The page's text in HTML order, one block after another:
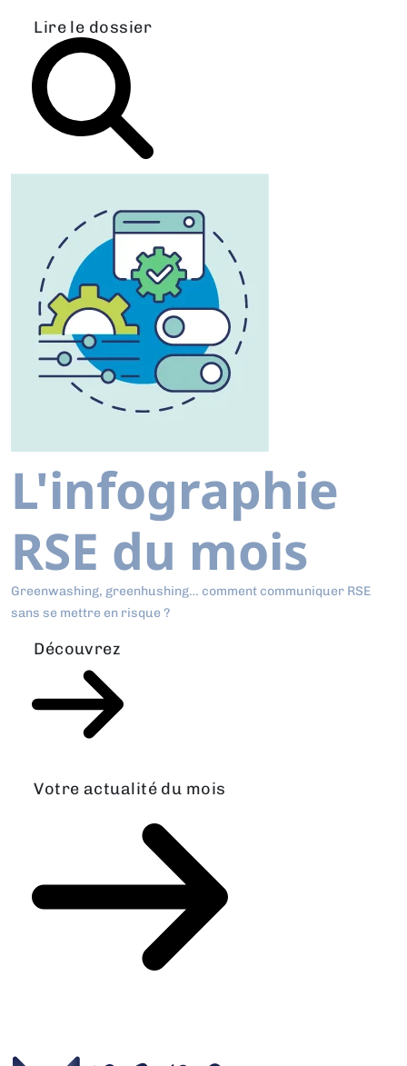
Lire le dossier
L'infographie
RSE du mois
Greenwashing, greenhushing… comment communiquer RSE
sans se mettre en risque ?
Découvrez
Votre actualité du mois